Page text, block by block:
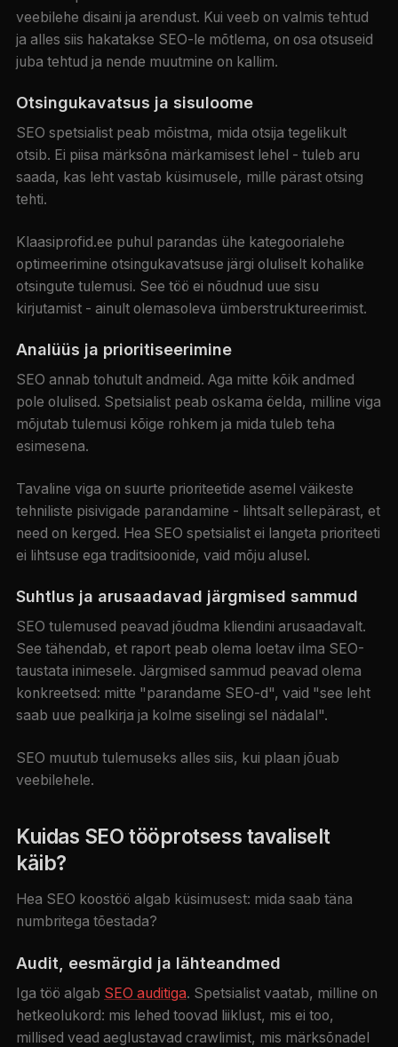
veebilehe disaini ja arendust. Kui veeb on valmis tehtud
ja alles siis hakatakse SEO-le mõtlema, on osa otsuseid
juba tehtud ja nende muutmine on kallim.
Otsingukavatsus ja sisuloome
SEO spetsialist peab mõistma, mida otsija tegelikult
otsib. Ei piisa märksõna märkamisest lehel - tuleb aru
saada, kas leht vastab küsimusele, mille pärast otsing
tehti.
Klaasiprofid.ee puhul parandas ühe kategoorialehe
optimeerimine otsingukavatsuse järgi oluliselt kohalike
otsingute tulemusi. See töö ei nõudnud uue sisu
kirjutamist - ainult olemasoleva ümberstruktureerimist.
Analüüs ja prioritiseerimine
SEO annab tohutult andmeid. Aga mitte kõik andmed
pole olulised. Spetsialist peab oskama öelda, milline viga
mõjutab tulemusi kõige rohkem ja mida tuleb teha
esimesena.
Tavaline viga on suurte prioriteetide asemel väikeste
tehniliste pisivigade parandamine - lihtsalt sellepärast, et
need on kerged. Hea SEO spetsialist ei langeta prioriteeti
ei lihtsuse ega traditsioonide, vaid mõju alusel.
Suhtlus ja arusaadavad järgmised sammud
SEO tulemused peavad jõudma kliendini arusaadavalt.
See tähendab, et raport peab olema loetav ilma SEO-
taustata inimesele. Järgmised sammud peavad olema
konkreetsed: mitte "parandame SEO-d", vaid "see leht
saab uue pealkirja ja kolme siselingi sel nädalal".
SEO muutub tulemuseks alles siis, kui plaan jõuab
veebilehele.
Kuidas SEO tööprotsess tavaliselt
käib?
Hea SEO koostöö algab küsimusest: mida saab täna
numbritega tõestada?
Audit, eesmärgid ja lähteandmed
Iga töö algab SEO auditiga. Spetsialist vaatab, milline on
hetkeolukord: mis lehed toovad liiklust, mis ei too,
millised vead aeglustavad crawlimist, mis märksõnadel